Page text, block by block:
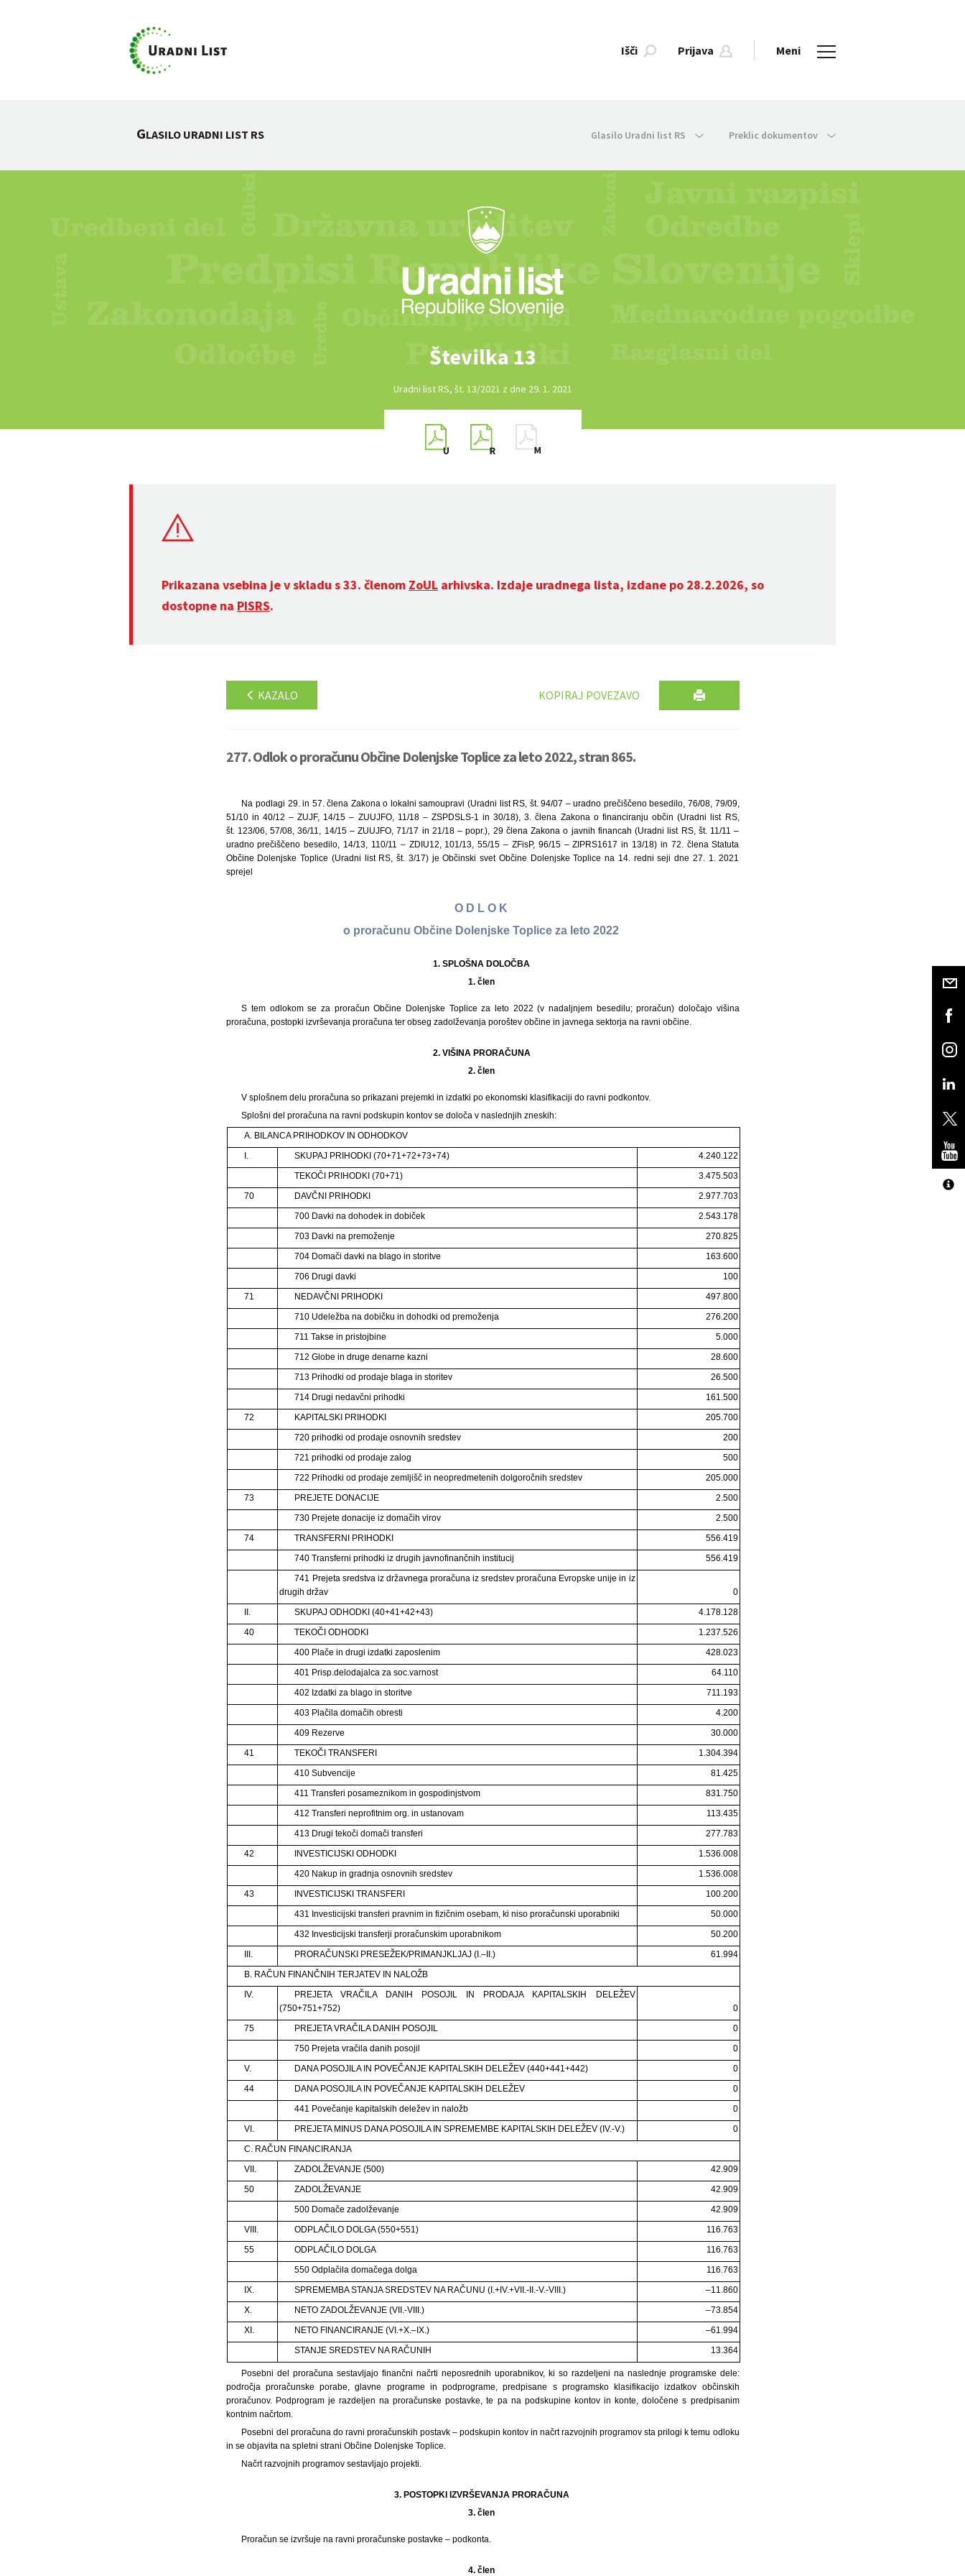
Išči Prijava Meni
GLASILO URADNI LIST RS Glasilo Uradni list RS Preklic dokumentov
Številka 13
Uradni list RS, št. 13/2021 z dne 29. 1. 2021
Prikazana vsebina je v skladu s 33. členom ZoUL arhivska. Izdaje uradnega lista, izdane po 28.2.2026, so
dostopne na PISRS.
KAZALO KOPIRAJ POVEZAVO
277. Odlok o proračunu Občine Dolenjske Toplice za leto 2022, stran 865.
Na podlagi 29. in 57. člena Zakona o lokalni samoupravi (Uradni list RS, št. 94/07 – uradno prečiščeno besedilo, 76/08, 79/09,
51/10 in 40/12 – ZUJF, 14/15 – ZUUJFO, 11/18 – ZSPDSLS-1 in 30/18), 3. člena Zakona o financiranju občin (Uradni list RS,
št. 123/06, 57/08, 36/11, 14/15 – ZUUJFO, 71/17 in 21/18 – popr.), 29 člena Zakona o javnih financah (Uradni list RS, št. 11/11 –
uradno prečiščeno besedilo, 14/13, 110/11 – ZDIU12, 101/13, 55/15 – ZFisP, 96/15 – ZIPRS1617 in 13/18) in 72. člena Statuta
Občine Dolenjske Toplice (Uradni list RS, št. 3/17) je Občinski svet Občine Dolenjske Toplice na 14. redni seji dne 27. 1. 2021
sprejel
O D L O K
o proračunu Občine Dolenjske Toplice za leto 2022
1. SPLOŠNA DOLOČBA
1. člen
S tem odlokom se za proračun Občine Dolenjske Toplice za leto 2022 (v nadaljnjem besedilu; proračun) določajo višina
proračuna, postopki izvrševanja proračuna ter obseg zadolževanja poroštev občine in javnega sektorja na ravni občine.
2. VIŠINA PRORAČUNA
2. člen
V splošnem delu proračuna so prikazani prejemki in izdatki po ekonomski klasifikaciji do ravni podkontov.
Splošni del proračuna na ravni podskupin kontov se določa v naslednjih zneskih:
A. BILANCA PRIHODKOV IN ODHODKOV
I.
SKUPAJ PRIHODKI (70+71+72+73+74)
4.240.122
TEKOČI PRIHODKI (70+71)
3.475.503
70
DAVČNI PRIHODKI
2.977.703
700 Davki na dohodek in dobiček
2.543.178
703 Davki na premoženje
270.825
704 Domači davki na blago in storitve
163.600
706 Drugi davki
100
71
NEDAVČNI PRIHODKI
497.800
710 Udeležba na dobičku in dohodki od premoženja
276.200
711 Takse in pristojbine
5.000
712 Globe in druge denarne kazni
28.600
713 Prihodki od prodaje blaga in storitev
26.500
714 Drugi nedavčni prihodki
161.500
72
KAPITALSKI PRIHODKI
205.700
720 prihodki od prodaje osnovnih sredstev
200
721 prihodki od prodaje zalog
500
722 Prihodki od prodaje zemljišč in neopredmetenih dolgoročnih sredstev
205.000
73
PREJETE DONACIJE
2.500
730 Prejete donacije iz domačih virov
2.500
74
TRANSFERNI PRIHODKI
556.419
740 Transferni prihodki iz drugih javnofinančnih institucij
556.419
741 Prejeta sredstva iz državnega proračuna iz sredstev proračuna Evropske unije in iz
drugih držav
0
II.
SKUPAJ ODHODKI (40+41+42+43)
4.178.128
40
TEKOČI ODHODKI
1.237.526
400 Plače in drugi izdatki zaposlenim
428.023
401 Prisp.delodajalca za soc.varnost
64.110
402 Izdatki za blago in storitve
711.193
403 Plačila domačih obresti
4.200
409 Rezerve
30.000
41
TEKOČI TRANSFERI
1.304.394
410 Subvencije
81.425
411 Transferi posameznikom in gospodinjstvom
831.750
412 Transferi neprofitnim org. in ustanovam
113.435
413 Drugi tekoči domači transferi
277.783
42
INVESTICIJSKI ODHODKI
1.536.008
420 Nakup in gradnja osnovnih sredstev
1.536.008
43
INVESTICIJSKI TRANSFERI
100.200
431 Investicijski transferi pravnim in fizičnim osebam, ki niso proračunski uporabniki
50.000
432 Investicijski transferji proračunskim uporabnikom
50.200
III.
PRORAČUNSKI PRESEŽEK/PRIMANJKLJAJ (I.–II.)
61.994
B. RAČUN FINANČNIH TERJATEV IN NALOŽB
IV.
PREJETA VRAČILA DANIH POSOJIL IN PRODAJA KAPITALSKIH DELEŽEV
(750+751+752)
0
75
PREJETA VRAČILA DANIH POSOJIL
0
750 Prejeta vračila danih posojil
0
V.
DANA POSOJILA IN POVEČANJE KAPITALSKIH DELEŽEV (440+441+442)
0
44
DANA POSOJILA IN POVEČANJE KAPITALSKIH DELEŽEV
0
441 Povečanje kapitalskih deležev in naložb
0
VI.
PREJETA MINUS DANA POSOJILA IN SPREMEMBE KAPITALSKIH DELEŽEV (IV.-V.)
0
C. RAČUN FINANCIRANJA
VII.
ZADOLŽEVANJE (500)
42.909
50
ZADOLŽEVANJE
42.909
500 Domače zadolževanje
42.909
VIII.
ODPLAČILO DOLGA (550+551)
116.763
55
ODPLAČILO DOLGA
116.763
550 Odplačila domačega dolga
116.763
IX.
SPREMEMBA STANJA SREDSTEV NA RAČUNU (I.+IV.+VII.-II.-V.-VIII.)
–11.860
X.
NETO ZADOLŽEVANJE (VII.-VIII.)
–73.854
XI.
NETO FINANCIRANJE (VI.+X.–IX.)
–61.994
STANJE SREDSTEV NA RAČUNIH
13.364
Posebni del proračuna sestavljajo finančni načrti neposrednih uporabnikov, ki so razdeljeni na naslednje programske dele:
področja proračunske porabe, glavne programe in podprograme, predpisane s programsko klasifikacijo izdatkov občinskih
proračunov. Podprogram je razdeljen na proračunske postavke, te pa na podskupine kontov in konte, določene s predpisanim
kontnim načrtom.
Posebni del proračuna do ravni proračunskih postavk – podskupin kontov in načrt razvojnih programov sta prilogi k temu odloku
in se objavita na spletni strani Občine Dolenjske Toplice.
Načrt razvojnih programov sestavljajo projekti.
3. POSTOPKI IZVRŠEVANJA PRORAČUNA
3. člen
Proračun se izvršuje na ravni proračunske postavke – podkonta.
4. člen